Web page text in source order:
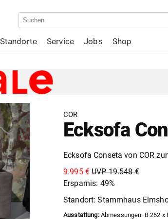
Standorte Service Jobs Shop
COR
Ecksofa
Ecksofa Conseta von COR
9.995 € UVP 19.548 €
Ersparnis: 49%
Standort: Stammhaus
Ausstattung:Abmessungen: B 262 x